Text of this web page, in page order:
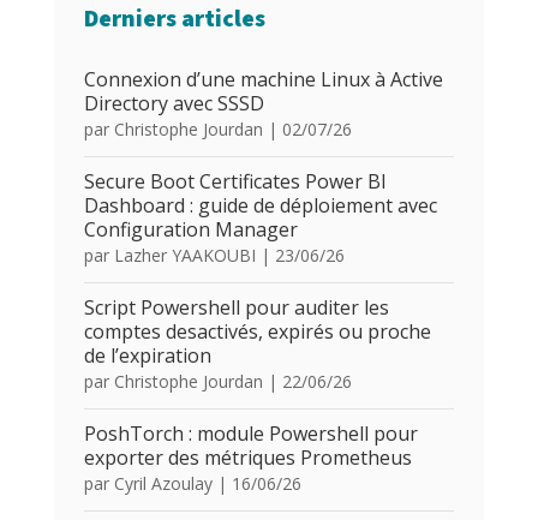
Derniers articles
Connexion d’une machine Linux à Active
Directory avec SSSD
par Christophe Jourdan | 02/07/26
Secure Boot Certificates Power BI
Dashboard : guide de déploiement avec
Configuration Manager
par Lazher YAAKOUBI | 23/06/26
Script Powershell pour auditer les
comptes desactivés, expirés ou proche
de l’expiration
par Christophe Jourdan | 22/06/26
PoshTorch : module Powershell pour
exporter des métriques Prometheus
par Cyril Azoulay| 16/06/26